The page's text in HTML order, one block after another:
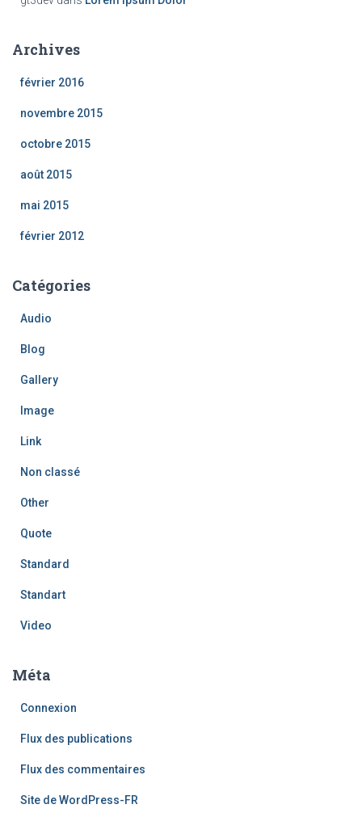
Archives
février 2016
novembre 2015
octobre 2015
août 2015
mai 2015
février 2012
Catégories
Audio
Blog
Gallery
Image
Link
Non classé
Other
Quote
Standard
Standart
Video
Méta
Connexion
Flux des publications
Flux des commentaires
Site de WordPress-FR